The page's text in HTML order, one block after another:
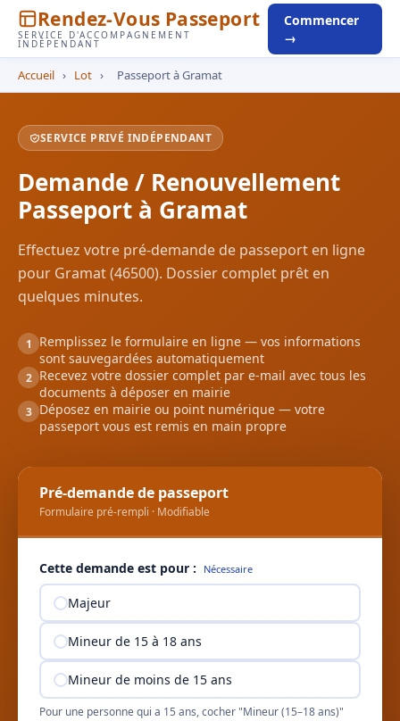
Rendez-Vous Passeport
SERVICE D'ACCOMPAGNEMENT
INDÉPENDANT
Commencer
→
Accueil › Lot › Passeport à Gramat
SERVICE PRIVÉ INDÉPENDANT
Demande / Renouvellement
Passeport à Gramat
Effectuez votre pré-demande de passeport en ligne
pour Gramat (46500). Dossier complet prêt en
quelques minutes.
1
Remplissez le formulaire en ligne — vos informations
sont sauvegardées automatiquement
2 Recevez votre dossier complet par e-mail avec tous les
documents à déposer en mairie
3 Déposez en mairie ou point numérique — votre
passeport vous est remis en main propre
Pré-demande de passeport
Formulaire pré-rempli · Modifiable
Cette demande est pour : Nécessaire
Majeur
Mineur de 15 à 18 ans
Mineur de moins de 15 ans
Pour une personne qui a 15 ans, cocher "Mineur (15–18 ans)"